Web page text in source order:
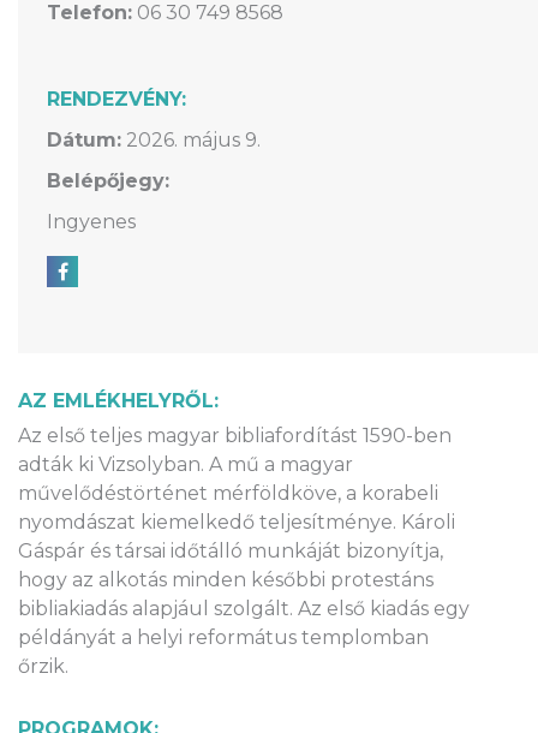
AZ EMLÉKHELYRŐL:
Az első teljes magyar bibliafordítást 1590-ben
adták ki Vizsolyban. A mű a magyar
művelődéstörténet mérföldköve, a korabeli
nyomdászat kiemelkedő teljesítménye. Károli
Gáspár és társai időtálló munkáját bizonyítja,
hogy az alkotás minden későbbi protestáns
bibliakiadás alapjául szolgált. Az első kiadás egy
példányát a helyi református templomban
őrzik.
Telefon: 06 30 749 8568
RENDEZVÉNY:
Dátum: 2026. május 9.
Belépőjegy:
Ingyenes
Megosztás Facebookon